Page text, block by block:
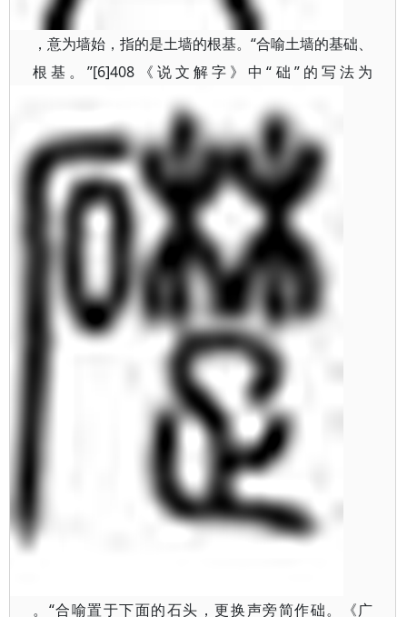
，意为墙始，指的是土墙的根基。“合喻土墙的基础、
根基。”[6]408《说文解字》中“础”的写法为
。 “合喻置于下面的石头，更换声旁简作础。《广